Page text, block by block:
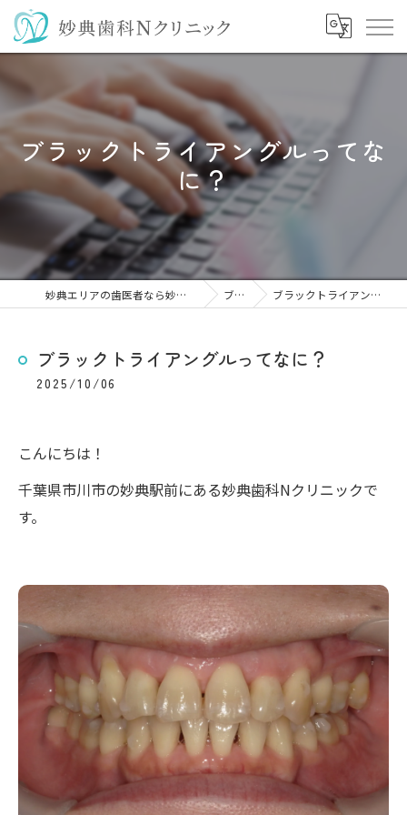
ブラックトライアングルってな
に？
妙典エリアの歯医者なら妙典歯科Nクリニック ブログ ブラックトライアングルってなに？
ブラックトライアングルってなに？
2025/10/06
こんにちは！
千葉県市川市の妙典駅前にある妙典歯科Nクリニックで
す。